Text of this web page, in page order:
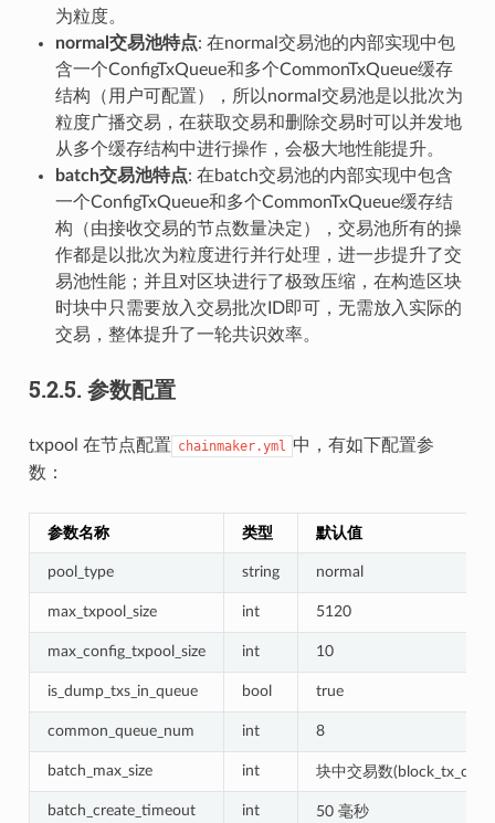
为粒度。
normal交易池特点: 在normal交易池的内部实现中包
含一个ConfigTxQueue和多个CommonTxQueue缓存
结构（用户可配置），所以normal交易池是以批次为
粒度广播交易，在获取交易和删除交易时可以并发地
从多个缓存结构中进行操作，会极大地性能提升。
batch交易池特点: 在batch交易池的内部实现中包含
一个ConfigTxQueue和多个CommonTxQueue缓存结
构（由接收交易的节点数量决定），交易池所有的操
作都是以批次为粒度进行并行处理，进一步提升了交
易池性能；并且对区块进行了极致压缩，在构造区块
时块中只需要放入交易批次ID即可，无需放入实际的
交易，整体提升了一轮共识效率。
5.2.5. 参数配置
txpool 在节点配置 chainmaker.yml
中，有如下配置参
数：
参数名称 类型 默认值
pool_type string normal
max_txpool_size int 5120
max_config_txpool_size int 10
is_dump_txs_in_queue bool true
common_queue_num int 8
batch_max_size int 块中交易数
batch_create_timeout int 50 毫秒